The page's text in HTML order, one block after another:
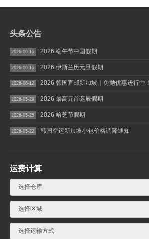
头条公告
2026-06-15 | 2026 端午节中国假期
2026-06-15 | 2026 伊斯兰历元旦假期
2026-06-12 | 2026 韩国直邮新加坡｜免抛优惠进行中！
2026-05-29 | 2026 最高元首诞辰假期
2026-05-25 | 2026 哈芝节假期
2026-05-22 | 韩国空运新加坡小包价格调降通知
运费计算